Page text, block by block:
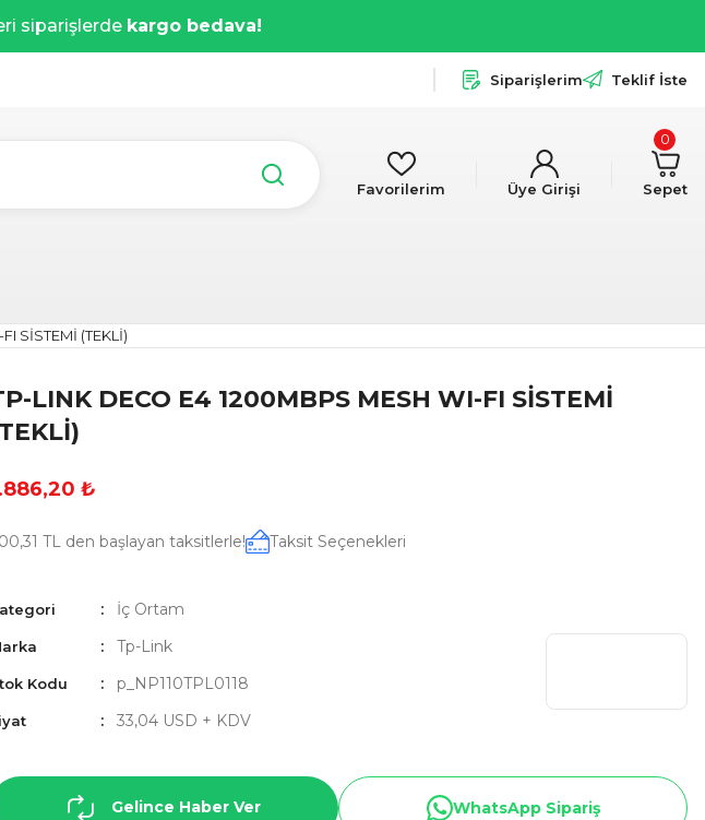
siparişlerde kargo bedava!
Siparişlerim Teklif İste
Favorilerim Üye Girişi Sepet
0
SİSTEMİ (TEKLİ)
LINK DECO E4 1200MBPS MESH WI-FI SİSTEMİ
₺
TL den başlayan taksitlerle! Taksit Seçenekleri
İç Ortam
Tp-Link
Kodu p_NP110TPL0118
33,04 USD + KDV
Gelince Haber Ver WhatsApp Sipariş